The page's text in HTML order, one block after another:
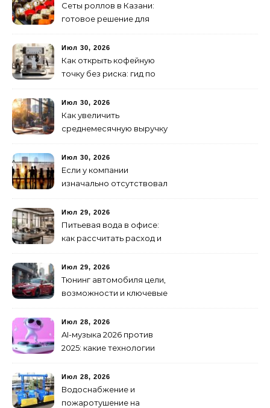
Сеты роллов в Казани:
готовое решение для
друзьями
Июл 30, 2026
Как открыть кофейную
точку без риска: гид по
Июл 30, 2026
Как увеличить
среднемесячную выручку
лишних затрат
Июл 30, 2026
Если у компании
изначально отсутствовал
как не утонуть в хаосе
Июл 29, 2026
Питьевая вода в офисе:
как рассчитать расход и
Июл 29, 2026
Тюнинг автомобиля цели,
возможности и ключевые
транспортных средств
Июл 28, 2026
AI-музыка 2026 против
2025: какие технологии
создание клипов
изменилось навсегда
Июл 28, 2026
Водоснабжение и
пожаротушение на